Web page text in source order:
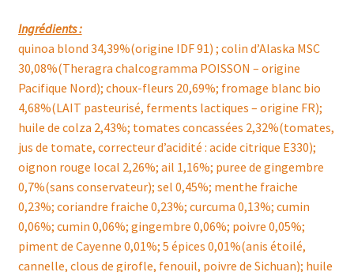
Ingrédients :
quinoa blond 34,39%(origine IDF 91) ; colin d’Alaska MSC
30,08%(Theragra chalcogramma POISSON – origine
Pacifique Nord); choux-fleurs 20,69%; fromage blanc bio
4,68%(LAIT pasteurisé, ferments lactiques – origine FR);
huile de colza 2,43%; tomates concassées 2,32%(tomates,
jus de tomate, correcteur d’acidité : acide citrique E330);
oignon rouge local 2,26%; ail 1,16%; puree de gingembre
0,7%(sans conservateur); sel 0,45%; menthe fraiche
0,23%; coriandre fraiche 0,23%; curcuma 0,13%; cumin
0,06%; cumin 0,06%; gingembre 0,06%; poivre 0,05%;
piment de Cayenne 0,01%; 5 épices 0,01%(anis étoilé,
cannelle, clous de girofle, fenouil, poivre de Sichuan); huile